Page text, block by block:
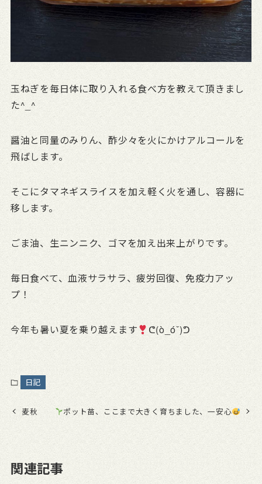
玉ねぎを毎日体に取り入れる食べ方を教えて頂きまし
た^_^
醤油と同量のみりん、酢少々を火にかけアルコールを
飛ばします。
そこにタマネギスライスを加え軽く火を通し、容器に
移します。
ごま油、生ニンニク、ゴマを加え出来上がりです。
毎日食べて、血液サラサラ、疲労回復、免疫力アッ
プ！
今年も暑い夏を乗り越えます ᕦ(ò_óˇ)ᕤ
日記
麦秋 ポット苗、ここまで大きく育ちました、一安心
関連記事